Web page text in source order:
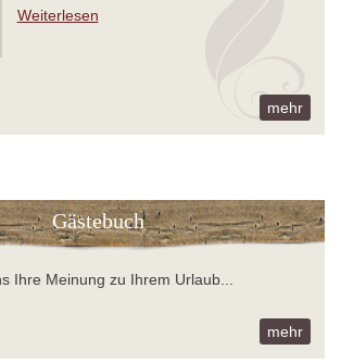
Weiterlesen
mehr
Gästebuch
Ihre Meinung zu Ihrem Urlaub...
mehr